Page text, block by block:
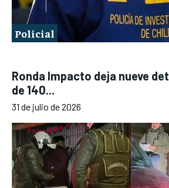
Policial
Ronda Impacto deja nueve
de 140...
31 de julio de 2026